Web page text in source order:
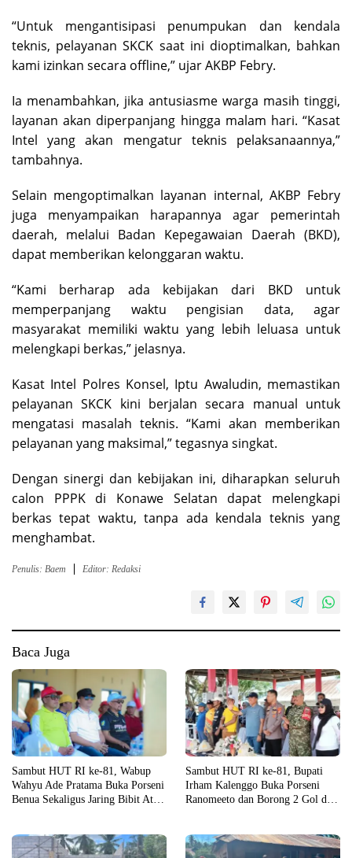
“Untuk mengantisipasi penumpukan dan kendala
teknis, pelayanan SKCK saat ini dioptimalkan, bahkan
kami izinkan secara offline,” ujar AKBP Febry.
Ia menambahkan, jika antusiasme warga masih tinggi,
layanan akan diperpanjang hingga malam hari. “Kasat
Intel yang akan mengatur teknis pelaksanaannya,”
tambahnya.
Selain mengoptimalkan layanan internal, AKBP Febry
juga menyampaikan harapannya agar pemerintah
daerah, melalui Badan Kepegawaian Daerah (BKD),
dapat memberikan kelonggaran waktu.
“Kami berharap ada kebijakan dari BKD untuk
memperpanjang waktu pengisian data, agar
masyarakat memiliki waktu yang lebih leluasa untuk
melengkapi berkas,” jelasnya.
Kasat Intel Polres Konsel, Iptu Awaludin, memastikan
pelayanan SKCK kini berjalan secara manual untuk
mengatasi masalah teknis. “Kami akan memberikan
pelayanan yang maksimal,” tegasnya singkat.
Dengan sinergi dan kebijakan ini, diharapkan seluruh
calon PPPK di Konawe Selatan dapat melengkapi
berkas tepat waktu, tanpa ada kendala teknis yang
menghambat.
Penulis: Baem Editor: Redaksi
Baca Juga
Sambut HUT RI ke-81, Wabup
Wahyu Ade Pratama Buka Porseni
Benua Sekaligus Jaring Bibit Atlet
Sambut HUT RI ke-81, Bupati
Irham Kalenggo Buka Porseni
Ranomeeto dan Borong 2 Gol di